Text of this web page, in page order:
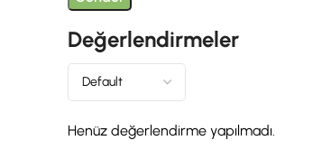
Değerlendirmeler
Henüz değerlendirme yapılmadı.